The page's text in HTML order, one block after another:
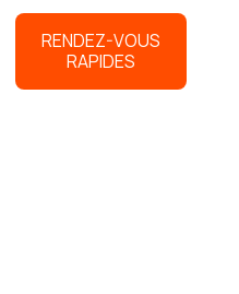
RENDEZ-VOUS
RAPIDES